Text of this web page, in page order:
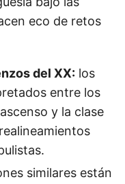
eco de retos
del XX: los
entre los
y la clase
similares están